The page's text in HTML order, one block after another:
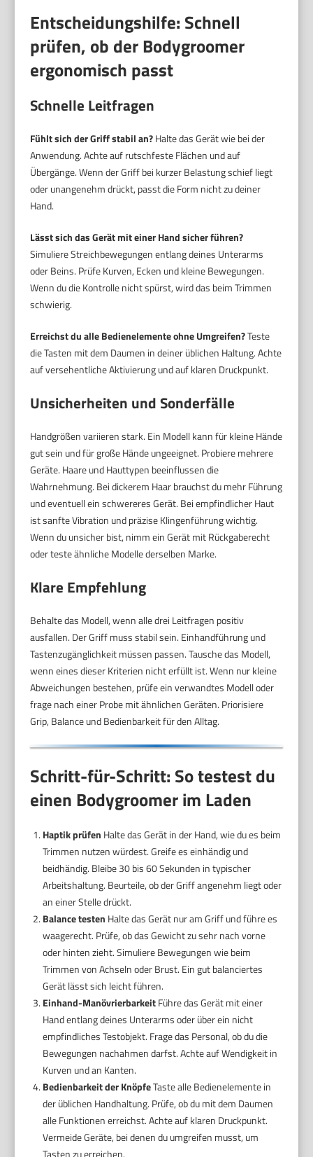
Entscheidungshilfe: Schnell
prüfen, ob der Bodygroomer
ergonomisch passt
Schnelle Leitfragen
Fühlt sich der Griff stabil an?Halte das Gerät wie bei der
Anwendung. Achte auf rutschfeste Flächen und auf
Übergänge. Wenn der Griff bei kurzer Belastung schief liegt
oder unangenehm drückt, passt die Form nicht zu deiner
Hand.
Lässt sich das Gerät mit einer Hand sicher führen?
Simuliere Streichbewegungen entlang deines Unterarms
oder Beins. Prüfe Kurven, Ecken und kleine Bewegungen.
Wenn du die Kontrolle nicht spürst, wird das beim Trimmen
schwierig.
Erreichst du alle Bedienelemente ohne Umgreifen?Teste
die Tasten mit dem Daumen in deiner üblichen Haltung. Achte
auf versehentliche Aktivierung und auf klaren Druckpunkt.
Unsicherheiten und Sonderfälle
Handgrößen variieren stark. Ein Modell kann für kleine Hände
gut sein und für große Hände ungeeignet. Probiere mehrere
Geräte. Haare und Hauttypen beeinflussen die
Wahrnehmung. Bei dickerem Haar brauchst du mehr Führung
und eventuell ein schwereres Gerät. Bei empfindlicher Haut
ist sanfte Vibration und präzise Klingenführung wichtig.
Wenn du unsicher bist, nimm ein Gerät mit Rückgaberecht
oder teste ähnliche Modelle derselben Marke.
Klare Empfehlung
Behalte das Modell, wenn alle drei Leitfragen positiv
ausfallen. Der Griff muss stabil sein. Einhandführung und
Tastenzugänglichkeit müssen passen. Tausche das Modell,
wenn eines dieser Kriterien nicht erfüllt ist. Wenn nur kleine
Abweichungen bestehen, prüfe ein verwandtes Modell oder
frage nach einer Probe mit ähnlichen Geräten. Priorisiere
Grip, Balance und Bedienbarkeit für den Alltag.
Schritt-für-Schritt: So testest du
einen Bodygroomer im Laden
Haptik prüfen Halte das Gerät in der Hand, wie du es beim
Trimmen nutzen würdest. Greife es einhändig und
beidhändig. Bleibe 30 bis 60 Sekunden in typischer
Arbeitshaltung. Beurteile, ob der Griff angenehm liegt oder
an einer Stelle drückt.
Balance testen Halte das Gerät nur am Griff und führe es
waagerecht. Prüfe, ob das Gewicht zu sehr nach vorne
oder hinten zieht. Simuliere Bewegungen wie beim
Trimmen von Achseln oder Brust. Ein gut balanciertes
Gerät lässt sich leicht führen.
Einhand-ManövrierbarkeitFühre das Gerät mit einer
Hand entlang deines Unterarms oder über ein nicht
empfindliches Testobjekt. Frage das Personal, ob du die
Bewegungen nachahmen darfst. Achte auf Wendigkeit in
Kurven und an Kanten.
Bedienbarkeit der KnöpfeTaste alle Bedienelemente in
der üblichen Handhaltung. Prüfe, ob du mit dem Daumen
alle Funktionen erreichst. Achte auf klaren Druckpunkt.
Vermeide Geräte, bei denen du umgreifen musst, um